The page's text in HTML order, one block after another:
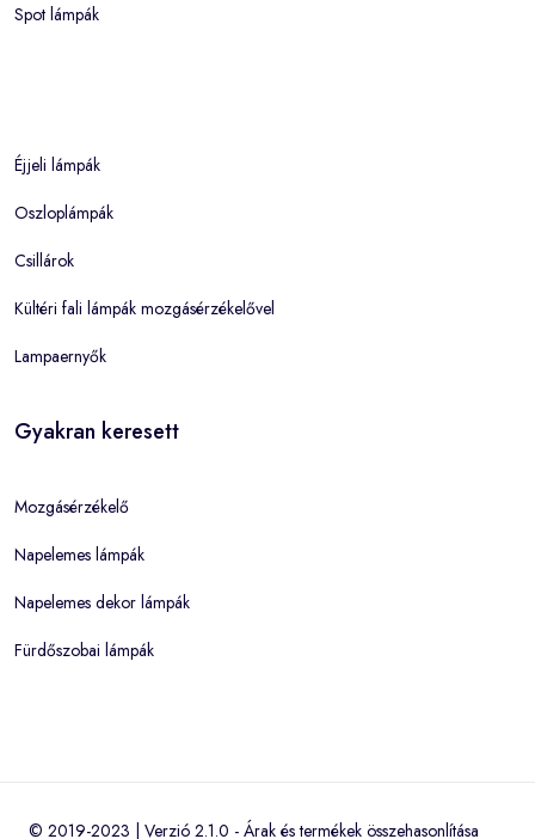
Spot lámpák
Éjjeli lámpák
Oszloplámpák
Csillárok
Kültéri fali lámpák mozgásérzékelővel
Lampaernyők
Gyakran keresett
Mozgásérzékelő
Napelemes lámpák
Napelemes dekor lámpák
Fürdőszobai lámpák
© 2019-2023 | Verzió 2.1.0 - Árak és termékek összehasonlítása